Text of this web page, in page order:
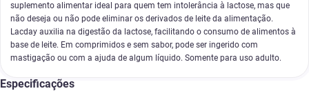
suplemento alimentar ideal para quem tem intolerância à lactose, mas que
não deseja ou não pode eliminar os derivados de leite da alimentação.
Lacday auxilia na digestão da lactose, facilitando o consumo de alimentos à
base de leite. Em comprimidos e sem sabor, pode ser ingerido com
mastigação ou com a ajuda de algum líquido. Somente para uso adulto.
Especificações